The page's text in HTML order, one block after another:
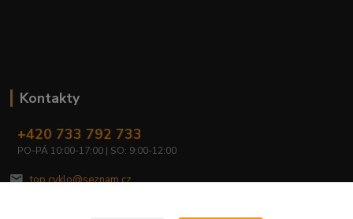
Kontakty
+420 733 792 733
PO-PÁ 10:00-17:00 | SO: 9:00-12:00
top.cyklo@seznam.cz